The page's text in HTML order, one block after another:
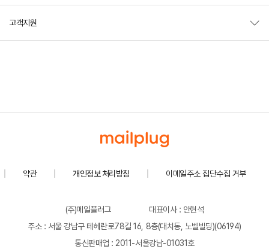
고객지원
약관 개인정보 처리방침 이메일주소 집단수집 거부
(주)메일플러그
대표이사 : 안현석
주소 : 서울 강남구 테헤란로78길 16, 8층(대치동, 노벨빌딩)(06194)
통신판매업 : 2011-서울강남-01031호